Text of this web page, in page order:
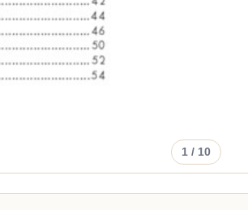
1 / 10